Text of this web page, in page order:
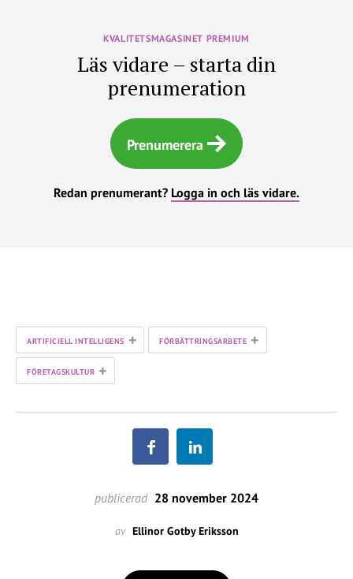
KVALITETSMAGASINET PREMIUM
Läs vidare – starta din
prenumeration
Prenumerera
Redan prenumerant? Logga in och läs vidare.
ARTIFICIELL INTELLIGENS + FÖRBÄTTRINGSARBETE +
FÖRETAGSKULTUR +
publicerad 28 november 2024
av Ellinor Gotby Eriksson